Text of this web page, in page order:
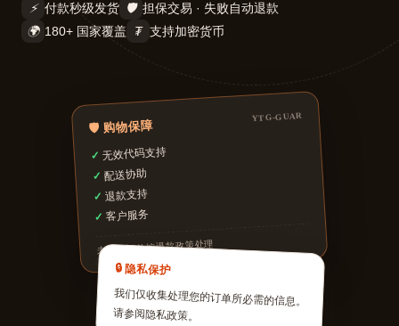
⚡ 付款秒级发货 🛡️ 担保交易 · 失败自动退款
🌍 180+ 国家覆盖 ₮ 支持加密货币
🛡️ 购物保障
YTG-GUAR
✓ 无效代码支持
✓ 配送协助
✓ 退款支持
✓ 客户服务
未履约订单按退款政策处理
🔒 隐私保护
我们仅收集处理您的订单所必需的信息。
请参阅隐私政策。